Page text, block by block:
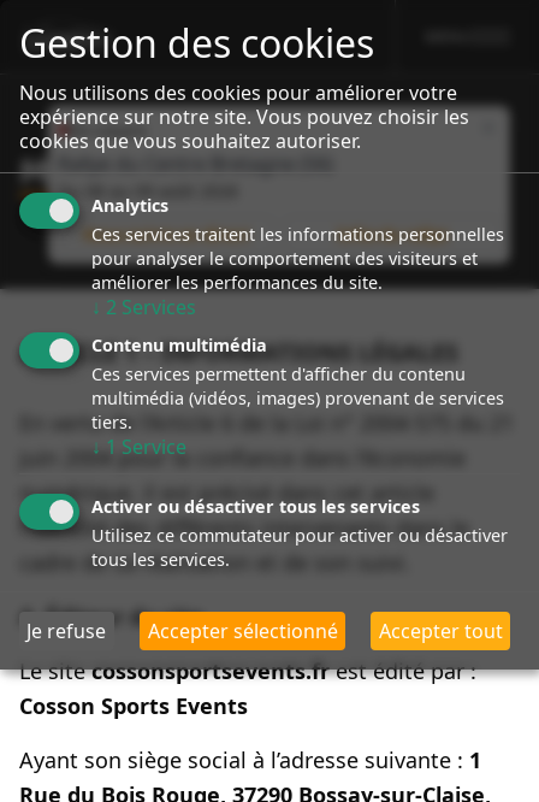
sport event
Specialiste Porsche Rallye
En cours
Du
Nous suivre en direct Infos du rallye
MENTIONS
ARTICLE 1 – INFORMATIONS LÉGALES
En vertu de l’Article 6 de la Loi n° 2004-575 du 21
juin 2004 pour la confiance dans l’économie
numérique, il est précisé dans cet article
l’identité des différents intervenants dans le
cadre de sa réalisation et de son suivi.
A. Éditeur du site
Le sitecossonsportsevents.frest édité par :
Cosson Sports Events
Ayant son siège social à l’adresse suivante : 1
Rue du Bois Rouge, 37290 Bossay-sur-Claise,
Gestion des cookies
Nous utilisons des cookies pour améliorer votre
expérience sur notre site. Vous pouvez choisir les
cookies que vous souhaitez autoriser.
Analytics
Ces services traitent les informations personnelles
pour analyser le comportement des visiteurs et
améliorer les performances du site.
↓ 2 Services
Contenu multimédia
Ces services permettent d'afficher du contenu
multimédia (vidéos, images) provenant de services
tiers.
↓ 1 Service
Activer ou désactiver tous les services
Utilisez ce commutateur pour activer ou désactiver
tous les services.
Je refuse Accepter sélectionné Accepter tout